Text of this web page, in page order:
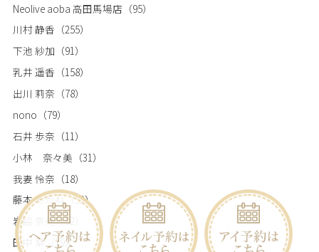
Neolive aoba 高田馬場店 （95）
川村 静香 （255）
下池 紗加 （91）
乳井 遥香 （158）
出川 莉奈 （78）
nono （79）
石井 歩奈 （11）
小林 奈々美 （31）
我妻 怜奈 （18）
藤本 あかね（52）
岩脇 奈美（52）
田中 栞（19）